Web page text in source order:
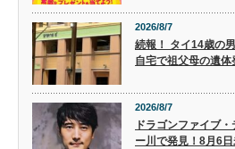
2026/8/7
続報！ タイ14歳の
自宅で祖父母の遺体
2026/8/7
ドラゴンファイブ
ー川で発見！8月6日